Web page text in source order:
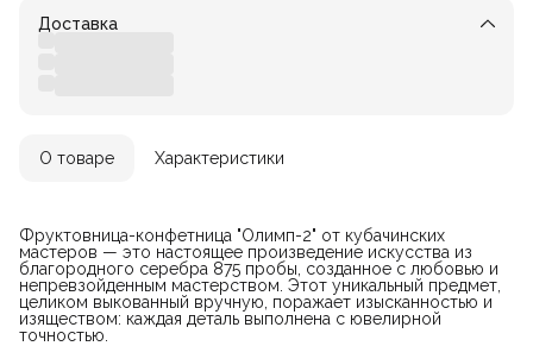
Доставка
О товаре Характеристики
Фруктовница-конфетница "Олимп-2" от кубачинских
мастеров — это настоящее произведение искусства из
благородного серебра 875 пробы, созданное с любовью и
непревзойденным мастерством. Этот уникальный предмет,
целиком выкованный вручную, поражает изысканностью и
изяществом: каждая деталь выполнена с ювелирной
точностью.